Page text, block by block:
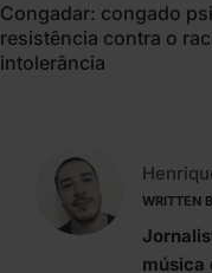
Congadar: congado
resistência contra o
intolerância
WRITTEN
música